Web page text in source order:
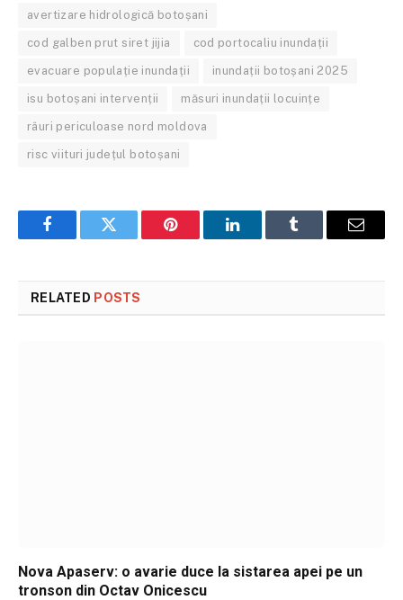
avertizare hidrologică botoșani
cod galben prut siret jijia cod portocaliu inundații
evacuare populație inundații inundații botoșani 2025
isu botoșani intervenții măsuri inundații locuințe
râuri periculoase nord moldova
risc viituri județul botoșani
FacebookTwitter Pinterest LinkedInTumblr Email
RELATED POSTS
Nova Apaserv: o avarie duce la sistarea apei pe un
tronson din Octav Onicescu